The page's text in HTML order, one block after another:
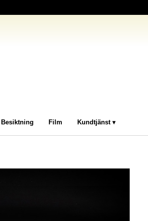
Besiktning Film Kundtjänst